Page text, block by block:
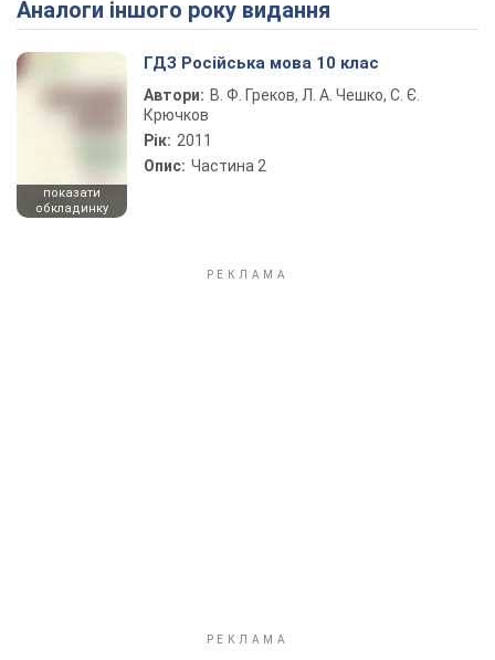
Play Video
Аналоги іншого року видання
показати
обкладинку
ГДЗ Російська мова 10 клас
Автори: В. Ф. Греков, Л. А. Чешко, С. Є.
Крючков
Рік: 2011
Опис: Частина 2